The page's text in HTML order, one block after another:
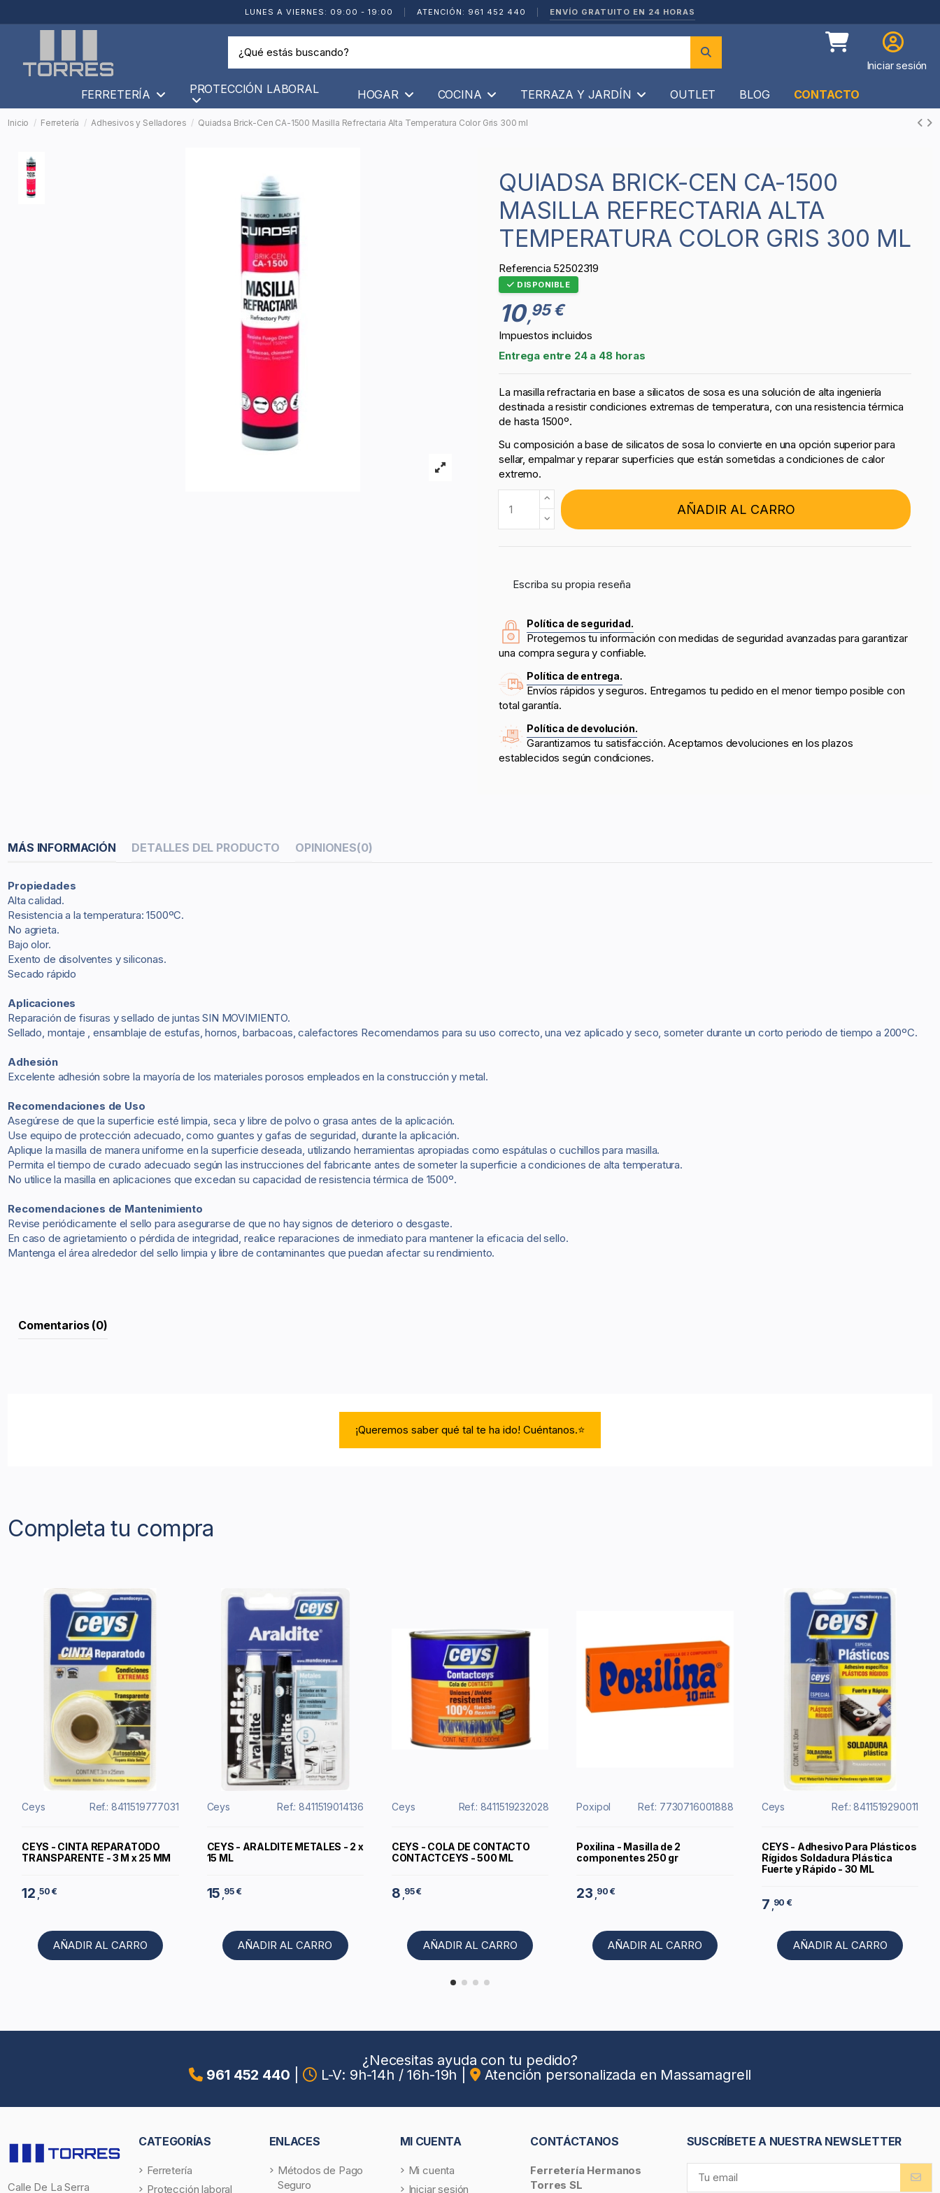
LUNES A VIERNES: 09:00 - 19:00 ATENCIÓN: 961 452 440 ENVÍO GRATUITO EN 24 HORAS
Iniciar sesión
FERRETERÍA PROTECCIÓN LABORAL HOGAR COCINA TERRAZA Y JARDÍN OUTLET BLOG CONTACTO
Inicio Ferretería Adhesivos y Selladores Quiadsa Brick-Cen CA-1500 Masilla Refrectaria Alta Temperatura Color Gris 300 ml
QUIADSA BRICK-CEN CA-1500
MASILLA REFRECTARIA ALTA
TEMPERATURA COLOR GRIS 300 ML
Referencia 52502319
DISPONIBLE
10,95 €
Impuestos incluidos
Entrega entre 24 a 48 horas
La masilla refractaria en base a silicatos de sosa es una solución de alta ingeniería
destinada a resistir condiciones extremas de temperatura, con una resistencia térmica
de hasta 1500º.
Su composición a base de silicatos de sosa lo convierte en una opción superior para
sellar, empalmar y reparar superficies que están sometidas a condiciones de calor
extremo.
AÑADIR AL CARRO
Escriba su propia reseña
Política de seguridad.
Protegemos tu información con medidas de seguridad avanzadas para garantizar
una compra segura y confiable.
Política de entrega.
Envíos rápidos y seguros. Entregamos tu pedido en el menor tiempo posible con
total garantía.
Política de devolución.
Garantizamos tu satisfacción. Aceptamos devoluciones en los plazos
establecidos según condiciones.
MÁS INFORMACIÓN DETALLES DEL PRODUCTO OPINIONES(0)
Propiedades
Alta calidad.
Resistencia a la temperatura: 1500ºC.
No agrieta.
Bajo olor.
Exento de disolventes y siliconas.
Secado rápido
Aplicaciones
Reparación de fisuras y sellado de juntas SIN MOVIMIENTO.
Sellado, montaje , ensamblaje de estufas, hornos, barbacoas, calefactores Recomendamos para su uso correcto, una vez aplicado y seco, someter durante un corto periodo de tiempo a 200ºC.
Adhesión
Excelente adhesión sobre la mayoría de los materiales porosos empleados en la construcción y metal.
Recomendaciones de Uso
Asegúrese de que la superficie esté limpia, seca y libre de polvo o grasa antes de la aplicación.
Use equipo de protección adecuado, como guantes y gafas de seguridad, durante la aplicación.
Aplique la masilla de manera uniforme en la superficie deseada, utilizando herramientas apropiadas como espátulas o cuchillos para masilla.
Permita el tiempo de curado adecuado según las instrucciones del fabricante antes de someter la superficie a condiciones de alta temperatura.
No utilice la masilla en aplicaciones que excedan su capacidad de resistencia térmica de 1500º.
Recomendaciones de Mantenimiento
Revise periódicamente el sello para asegurarse de que no hay signos de deterioro o desgaste.
En caso de agrietamiento o pérdida de integridad, realice reparaciones de inmediato para mantener la eficacia del sello.
Mantenga el área alrededor del sello limpia y libre de contaminantes que puedan afectar su rendimiento.
Comentarios (0)
¡Queremos saber qué tal te ha ido! Cuéntanos.⭐
Completa tu compra
Ceys Ref.: 8411519777031
CEYS - CINTA REPARATODO
TRANSPARENTE - 3 M x 25 MM
12 ,50 €
AÑADIR AL CARRO
Ceys Ref.: 8411519014136
CEYS - ARALDITE METALES - 2 x
15 ML
15 ,95 €
AÑADIR AL CARRO
Ceys Ref.: 8411519232028
CEYS - COLA DE CONTACTO
CONTACTCEYS - 500 ML
8 ,95 €
AÑADIR AL CARRO
Poxipol Ref.: 7730716001888
Poxilina - Masilla de 2
componentes 250 gr
23 ,90 €
AÑADIR AL CARRO
Ceys Ref.: 8411519290011
CEYS - Adhesivo Para Plásticos
Rígidos Soldadura Plástica
Fuerte y Rápido - 30 ML
7 ,90 €
AÑADIR AL CARRO
¿Necesitas ayuda con tu pedido?
961 452 440
L-V: 9h-14h / 16h-19h Atención personalizada en Massamagrell
Calle De La Serra
CATEGORÍAS
Ferretería
Protección laboral
ENLACES
Métodos de Pago
Seguro
MI CUENTA
Mi cuenta
Iniciar sesión
CONTÁCTANOS
Ferretería Hermanos
Torres SL
SUSCRÍBETE A NUESTRA NEWSLETTER